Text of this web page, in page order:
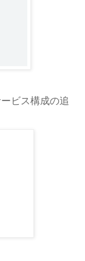
ビス構成の追